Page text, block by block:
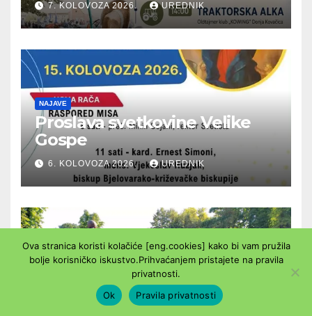
7. KOLOVOZA 2026. UREDNIK
NAJAVE
Proslava svetkovine Velike
Gospe
6. KOLOVOZA 2026. UREDNIK
VIDEO VIJESTI
OBILJEŽEN DAN POBJEDE I
DOMOVINSKE ZAHVALNOSTI
Ova stranica koristi kolačiće [eng.cookies] kako bi vam pružila
bolje korisničko iskustvo.Prihvaćanjem pristajete na pravila
privatnosti.
Ok
Pravila privatnosti